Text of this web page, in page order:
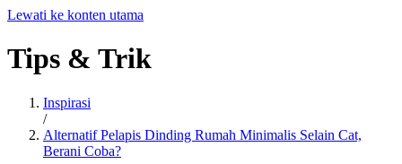
Lewati ke konten utama
Tips & Trik
Inspirasi
/
Alternatif Pelapis Dinding Rumah Minimalis Selain Cat,
Berani Coba?